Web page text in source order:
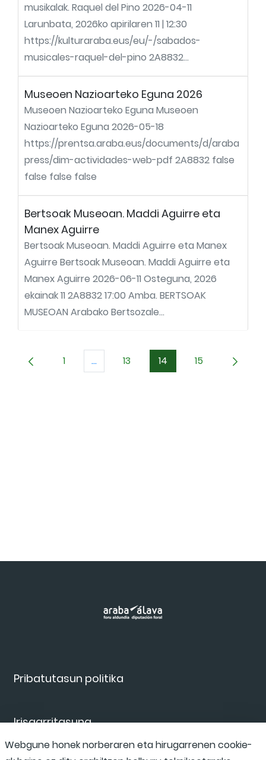
musikalak. Raquel del Pino 2026-04-11
Larunbata, 2026ko apirilaren 11 | 12:30
https://kulturaraba.eus/eu/-/sabados-
musicales-raquel-del-pino 2A8832...
Museoen Nazioarteko Eguna 2026
Museoen Nazioarteko Eguna Museoen
Nazioarteko Eguna 2026-05-18
https://prentsa.araba.eus/documents/d/araba
press/dim-actividades-web-pdf 2A8832 false
false false false
Bertsoak Museoan. Maddi Aguirre eta
Manex Aguirre
Bertsoak Museoan. Maddi Aguirre eta Manex
Aguirre Bertsoak Museoan. Maddi Aguirre eta
Manex Aguirre 2026-06-11 Osteguna, 2026
ekainak 11 2A8832 17:00 Amba. BERTSOAK
MUSEOAN Arabako Bertsozale...
Orrialdea
1 ...Intermediate Pages Use TAB to
Orrialdea
13 Orrialdea
14 Orrialdea
15
Pribatutasun politika
Irisgarritasuna
Webgune honek norberaren eta hirugarrenen cookie-